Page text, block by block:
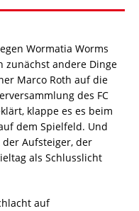
Wormatia Worms
zunächst andere Dinge
Marco Roth auf die
des FC
klappe es es beim
dem Spielfeld. Und
Auf­steiger, der
als Schlusslicht
auf